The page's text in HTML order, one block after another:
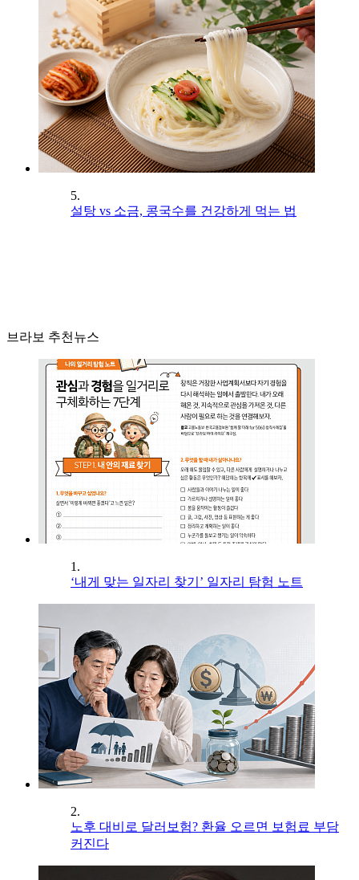
5.
설탕 vs 소금, 콩국수를 건강하게 먹는 법
브라보 추천뉴스
1.
‘내게 맞는 일자리 찾기’ 일자리 탐험 노트
2.
노후 대비로 달러보험? 환율 오르면 보험료 부담
커진다